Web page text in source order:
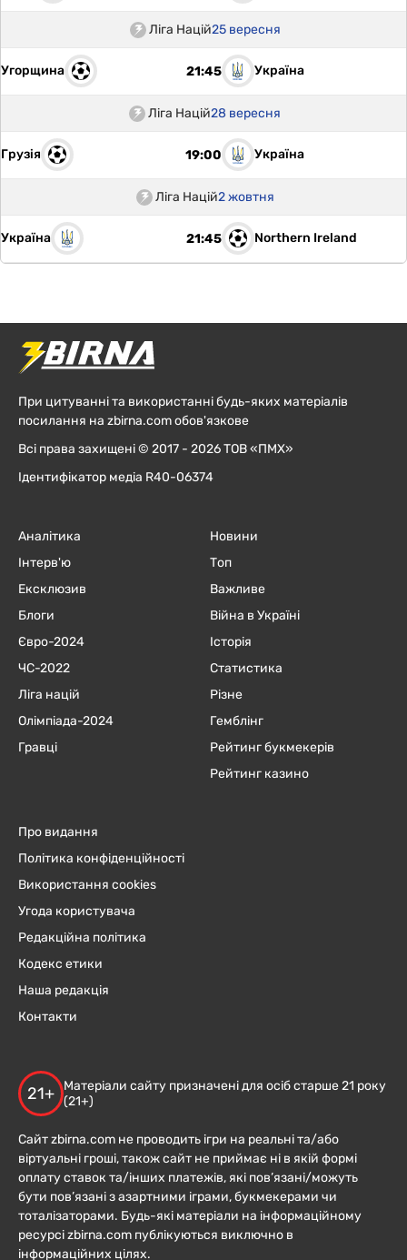
Ліга Націй25 вересня
Угорщина 21:45 Україна
Ліга Націй28 вересня
Грузія 19:00 Україна
Ліга Націй2 жовтня
Україна 21:45 Northern Ireland
При цитуванні та використанні будь-яких матеріалів
посилання на zbirna.com обов'язкове
Всі права захищені © 2017 - 2026 ТОВ «ПМХ»
Ідентифікатор медіа R40-06374
Аналітика
Інтерв'ю
Ексклюзив
Блоги
Євро-2024
ЧC-2022
Ліга націй
Олімпіада-2024
Гравці
Новини
Топ
Важливе
Війна в Україні
Історія
Статистика
Різне
Гемблінг
Рейтинг букмекерів
Рейтинг казино
Про видання
Політика конфіденційності
Використання cookies
Угода користувача
Редакційна політика
Кодекс етики
Наша редакція
Контакти
21+
Матеріали сайту призначені для осіб старше 21 року
(21+)
Сайт zbirna.com не проводить ігри на реальні та/або
віртуальні гроші, також сайт не приймає ні в якій формі
оплату ставок та/інших платежів, які пов’язані/можуть
бути пов’язані з азартними іграми, букмекерами чи
тоталізаторами. Будь-які матеріали на інформаційному
ресурсі zbirna.com публікуються виключно в
інформаційних цілях.